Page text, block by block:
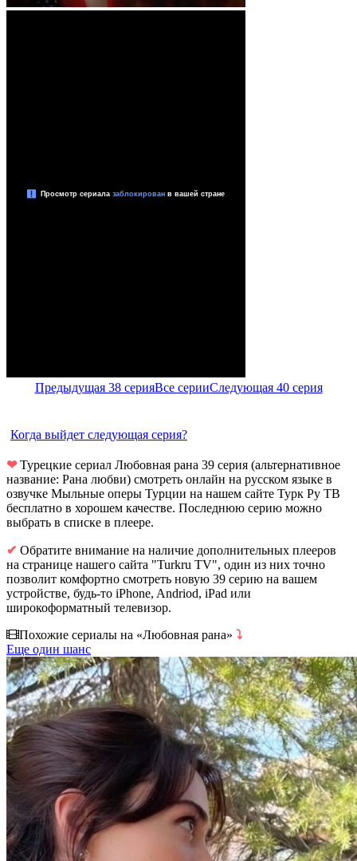
Предыдущая 38 серияВсе серииСледующая 40 серия
Когда выйдет следующая серия?
❤Турецкие сериал Любовная рана 39 серия (альтернативное
название: Рана любви) смотреть онлайн на русском языке в
озвучке Мыльные оперы Турции на нашем сайте Турк Ру ТВ
бесплатно в хорошем качестве. Последнюю серию можно
выбрать в списке в плеере.
✔ Обратите внимание на наличие дополнительных плееров
на странице нашего сайта "Turkru TV", один из них точно
позволит комфортно смотреть новую 39 серию на вашем
устройстве, будь-то iPhone, Andriod, iPad или
широкоформатный телевизор.
Похожие сериалы на «Любовная рана» ⤵
Еще один шанс